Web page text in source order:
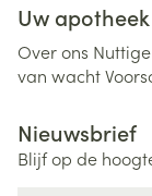
Uw apotheek
Over ons
van wacht
Nieuwsbrief
Blijf op de